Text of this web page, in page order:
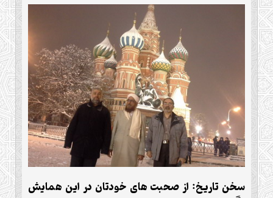
سخن تاریخ: از صحبت های خودتان در این همایش